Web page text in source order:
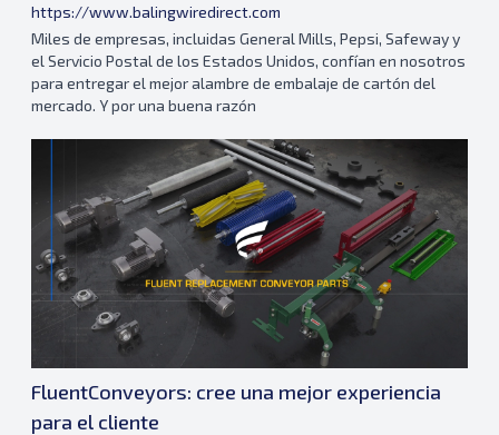
https://www.balingwiredirect.com
Miles de empresas, incluidas General Mills, Pepsi, Safeway y
el Servicio Postal de los Estados Unidos, confían en nosotros
para entregar el mejor alambre de embalaje de cartón del
mercado. Y por una buena razón
FluentConveyors: cree una mejor experiencia
para el cliente